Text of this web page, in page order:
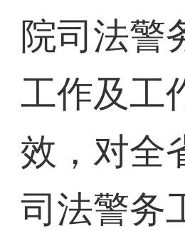
院司法警
工作及工
效，对全
司法警务